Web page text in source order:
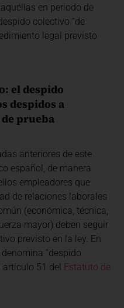
en periodo de
colectivo “de
legal previsto
el despido
despidos a
prueba
anteriores de este
español, de manera
empleadores que
de relaciones laborales
(económica, técnica,
mayor) deben seguir
previsto en la ley. En
“despido
artículo 51 del Estatuto de